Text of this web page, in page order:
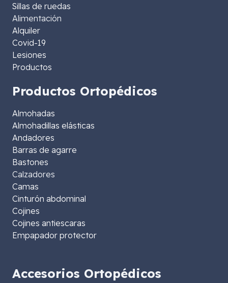
Sillas de ruedas
Alimentación
Alquiler
Covid-19
Lesiones
Productos
Productos Ortopédicos
Almohadas
Almohadillas elásticas
Andadores
Barras de agarre
Bastones
Calzadores
Camas
Cinturón abdominal
Cojines
Cojines antiescaras
Empapador protector
Accesorios Ortopédicos